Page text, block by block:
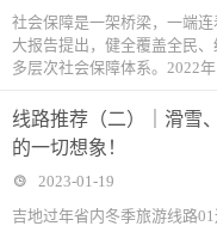
社会保障是一架桥梁，一端
大报告提出，健全覆盖全民
多层次社会保障体系。2022
线路推荐（二）｜滑
的一切想象！
2023-01-19
吉地过年省内冬季旅游线路